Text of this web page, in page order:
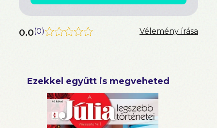
0.0(0) Vélemény írása
Ezekkel együtt is megveheted